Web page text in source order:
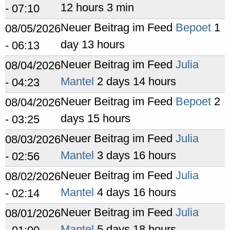
- 07:10
12 hours 3 min
08/05/2026
- 06:13
Neuer Beitrag im Feed Bepoet 1
day 13 hours
08/04/2026
- 04:23
Neuer Beitrag im Feed Julia
Mantel 2 days 14 hours
08/04/2026
- 03:25
Neuer Beitrag im Feed Bepoet 2
days 15 hours
08/03/2026
- 02:56
Neuer Beitrag im Feed Julia
Mantel 3 days 16 hours
08/02/2026
- 02:14
Neuer Beitrag im Feed Julia
Mantel 4 days 16 hours
08/01/2026Neuer Beitrag im Feed Julia